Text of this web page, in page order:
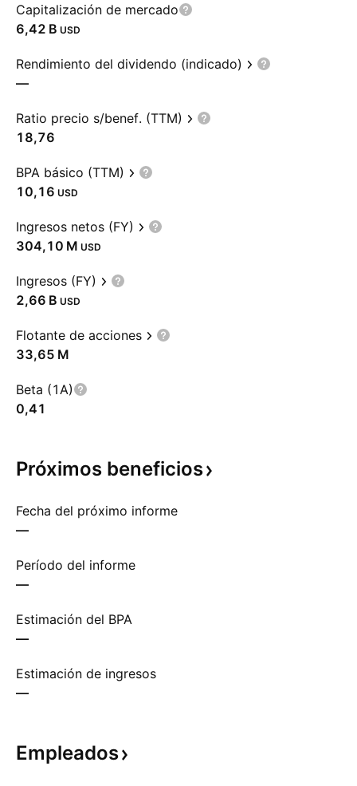
Capitalización de mercado
‪6,42 B‬ USD
Rendimiento del dividendo (indicado)
—
Ratio precio s/benef. (TTM)
18,76
BPA básico (TTM)
10,16 USD
Ingresos netos (FY)
‪304,10 M‬ USD
Ingresos (FY)
‪2,66 B‬ USD
Flotante de acciones
‪33,65 M‬
Beta (1A)
0,41
Próximos beneficios
Fecha del próximo informe
—
Período del informe
—
Estimación del BPA
—
Estimación de ingresos
—
Empleados